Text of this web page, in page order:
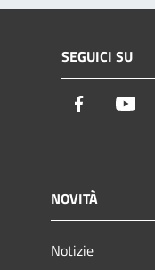
SEGUICI SU
Facebook
NOVITÀ
Notizie